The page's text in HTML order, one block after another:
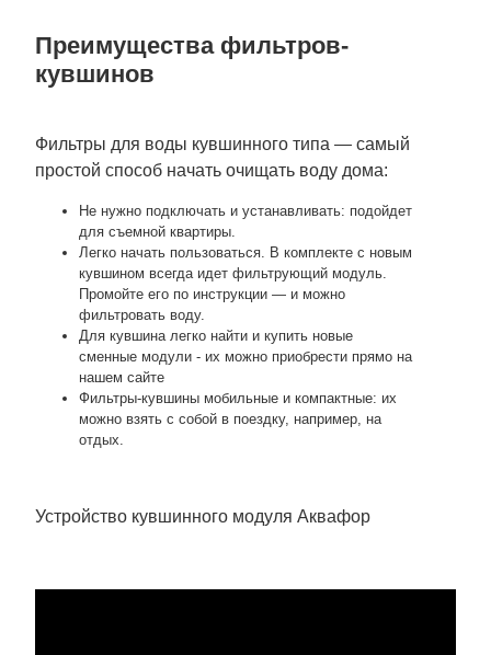
Преимущества фильтров-
кувшинов
Фильтры для воды кувшинного типа — самый
простой способ начать очищать воду дома:
Не нужно подключать и устанавливать: подойдет
для съемной квартиры.
Легко начать пользоваться. В комплекте с новым
кувшином всегда идет фильтрующий модуль.
Промойте его по инструкции — и можно
фильтровать воду.
Для кувшина легко найти и купить новые
сменные модули - их можно приобрести прямо на
нашем сайте
Фильтры-кувшины мобильные и компактные: их
можно взять с собой в поездку, например, на
отдых.
Устройство кувшинного модуля Аквафор